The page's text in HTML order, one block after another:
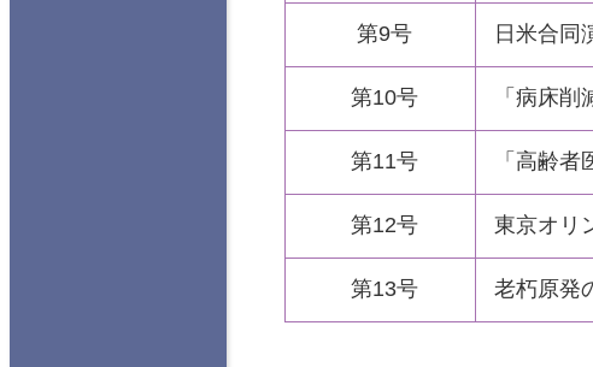
第9号 日米合同
第10号 「病床
第11号 「高齢
第12号 東京オリ
第13号 老朽原発